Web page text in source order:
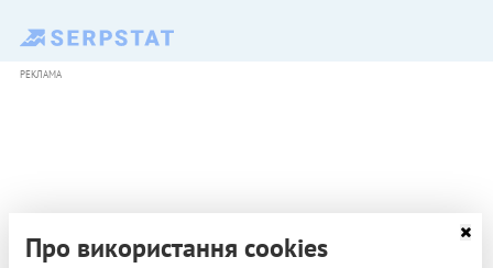
РЕКЛАМА
Про використання cookies